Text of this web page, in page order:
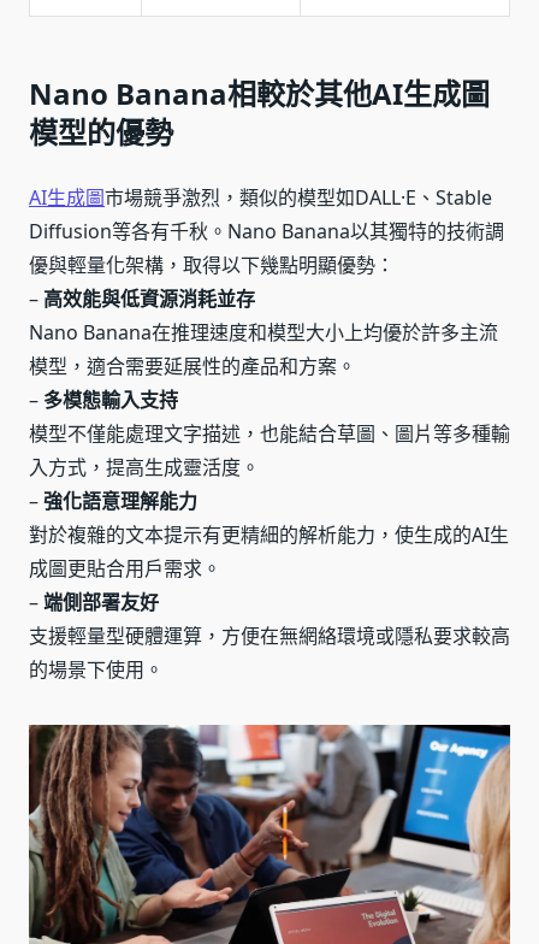
Nano Banana相較於其他AI生成圖
模型的優勢
AI生成圖市場競爭激烈，類似的模型如DALL·E、Stable
Diffusion等各有千秋。Nano Banana以其獨特的技術調
優與輕量化架構，取得以下幾點明顯優勢：
– 高效能與低資源消耗並存
Nano Banana在推理速度和模型大小上均優於許多主流
模型，適合需要延展性的產品和方案。
– 多模態輸入支持
模型不僅能處理文字描述，也能結合草圖、圖片等多種輸
入方式，提高生成靈活度。
–強化語意理解能力
對於複雜的文本提示有更精細的解析能力，使生成的AI生
成圖更貼合用戶需求。
–端側部署友好
支援輕量型硬體運算，方便在無網絡環境或隱私要求較高
的場景下使用。